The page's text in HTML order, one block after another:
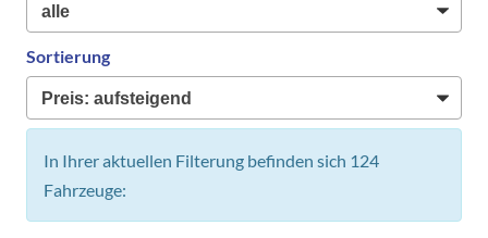
Sortierung
In Ihrer aktuellen Filterung befinden sich 124
Fahrzeuge: